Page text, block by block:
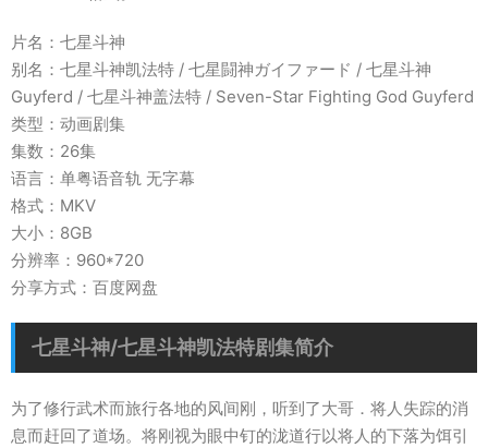
片名：七星斗神
别名：七星斗神凯法特 / 七星闘神ガイファード / 七星斗神
Guyferd / 七星斗神盖法特 / Seven-Star Fighting God Guyferd
类型：动画剧集
集数：26集
语言：单粤语音轨 无字幕
格式：MKV
大小：8GB
分辨率：960*720
分享方式：百度网盘
七星斗神/七星斗神凯法特剧集简介
为了修行武术而旅行各地的风间刚，听到了大哥．将人失踪的消
息而赶回了道场。将刚视为眼中钉的泷道行以将人的下落为饵引